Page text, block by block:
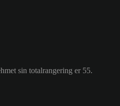
sin totalrangering er 55.